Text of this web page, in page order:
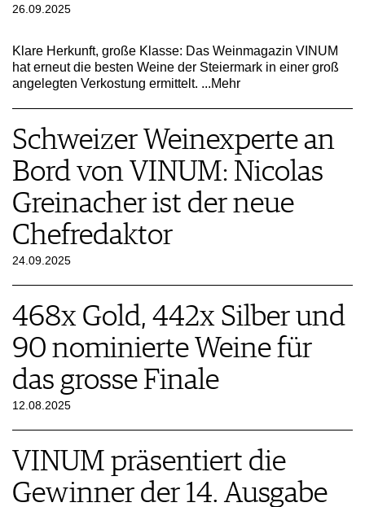
26.09.2025
Klare Herkunft, große Klasse: Das Weinmagazin VINUM
hat erneut die besten Weine der Steiermark in einer groß
angelegten Verkostung ermittelt. ...Mehr
Schweizer Weinexperte an
Bord von VINUM: Nicolas
Greinacher ist der neue
Chefredaktor
24.09.2025
468x Gold, 442x Silber und
90 nominierte Weine für
das grosse Finale
12.08.2025
VINUM präsentiert die
Gewinner der 14. Ausgabe